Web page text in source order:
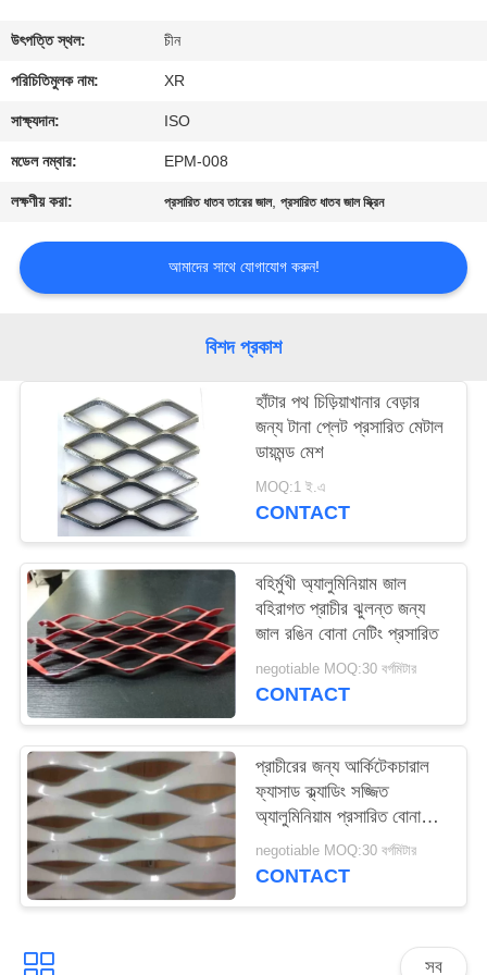
যোগাযোগ
করুন
উদ্ধৃতির
আবেদন
ম্যাপ
PRIVACY
POLICY
উৎপত্তি স্থল: চীন
পরিচিতিমুলক নাম: XR
সাক্ষ্যদান: ISO
মডেল নম্বার: EPM-008
লক্ষণীয় করা: প্রসারিত ধাতব তারের জাল,প্রসারিত ধাতব জাল স্ক্রিন
আমাদের সাথে যোগাযোগ করুন!
বিশদ প্রকাশ
হাঁটার পথ চিড়িয়াখানার বেড়ার
জন্য টানা প্লেট প্রসারিত মেটাল
ডায়মন্ড মেশ
MOQ:1 ই.এ
CONTACT
বহির্মুখী অ্যালুমিনিয়াম জাল
বহিরাগত প্রাচীর ঝুলন্ত জন্য
জাল রঙিন বোনা নেটিং প্রসারিত
negotiable MOQ:30 বর্গমিটার
CONTACT
প্রাচীরের জন্য আর্কিটেকচারাল
ফ্যাসাড ক্ল্যাডিং সজ্জিত
অ্যালুমিনিয়াম প্রসারিত বোনা
তারের জাল
negotiable MOQ:30 বর্গমিটার
CONTACT
সব